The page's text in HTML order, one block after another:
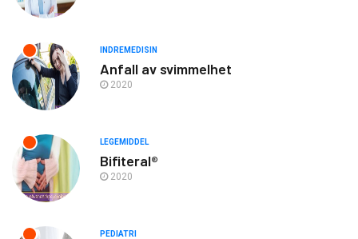
INDREMEDISIN
Anfall av svimmelhet
2020
LEGEMIDDEL
Bifiteral®
2020
PEDIATRI